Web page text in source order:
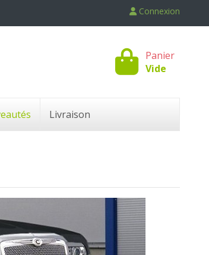
Connexion
Panier
Vide
Livraison